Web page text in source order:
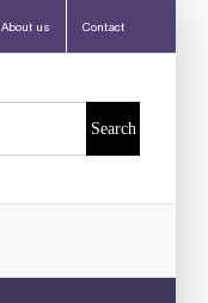
About us Contact